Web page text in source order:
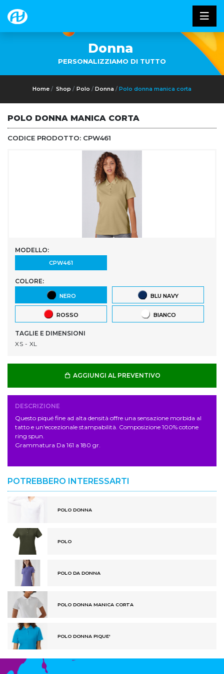
Donna
PERSONALIZZIAMO DI TUTTO
Home Shop Polo Donna Polo donna manica corta
POLO DONNA MANICA CORTA
CODICE PRODOTTO: CPW461
MODELLO:
CPW461
COLORE:
NERO BLU NAVY
ROSSO BIANCO
TAGLIE E DIMENSIONI
XS - XL
AGGIUNGI AL PREVENTIVO
DESCRIZIONE
Questo piqué fine ad alta densità offre una sensazione morbida al
tatto e un'eccezionale stampabilità. Composizione 100% cotone
ring spun.
Grammatura Da 161 a 180 gr.
POTREBBERO INTERESSARTI
POLO DONNA
POLO
POLO DA DONNA
POLO DONNA MANICA CORTA
POLO DONNA PIQUE'